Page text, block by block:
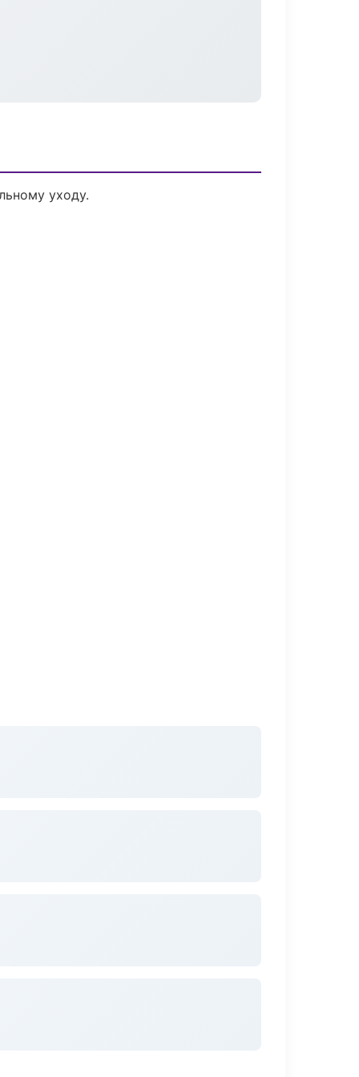
уходу.